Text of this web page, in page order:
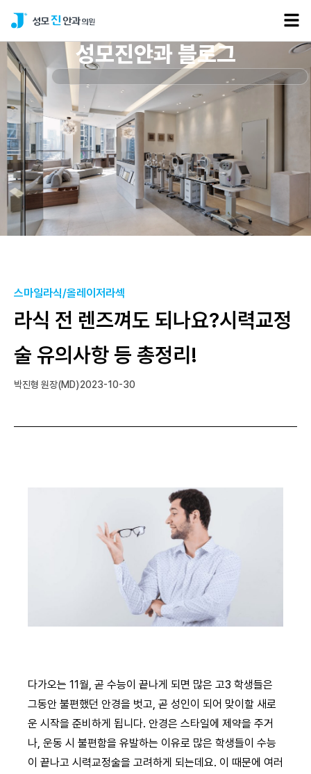
성모진안과 블로그
스마일라식/올레이저라섹
라식 전 렌즈껴도 되나요?시력교정
술 유의사항 등 총정리!
박진형 원장(MD)2023-10-30
다가오는 11월, 곧 수능이 끝나게 되면 많은 고3 학생들은
그동안 불편했던 안경을 벗고, 곧 성인이 되어 맞이할 새로
운 시작을 준비하게 됩니다. 안경은 스타일에 제약을 주거
나, 운동 시 불편함을 유발하는 이유로 많은 학생들이 수능
이 끝나고 시력교정술을 고려하게 되는데요. 이 때문에 여러